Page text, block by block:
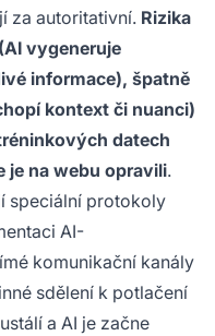
za autoritativní. Rizika
vygeneruje
informace), špatně
kontext či nuanci)
datech
je na webu opravili.
speciální protokoly
AI-
komunikační kanály
sdělení k potlačení
a AI je začne